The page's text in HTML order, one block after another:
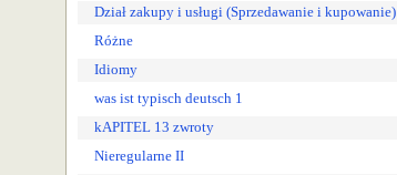
Dział zakupy i usługi (Sprzedawanie i kupowanie)
Różne
Idiomy
was ist typisch deutsch 1
kAPITEL 13 zwroty
Nieregularne II